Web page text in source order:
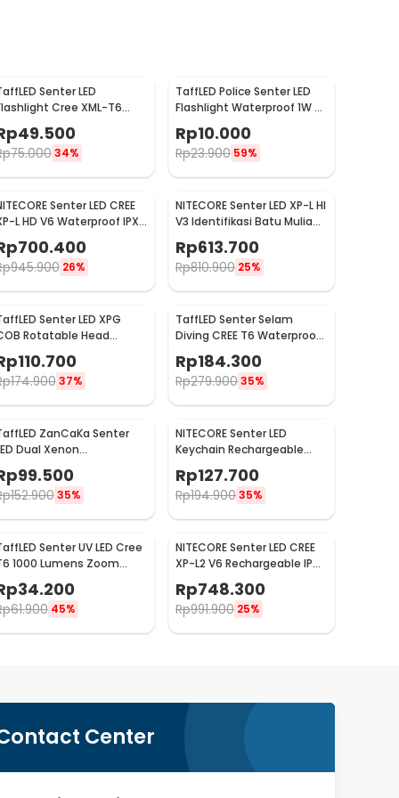
Senter LED
Cree XML-T6
49.500
75.000 34%
TaffLED Police Senter LED
Flashlight Waterproof 1W -
Rp10.000
Rp23.900 59%
Senter LED CREE
L HD V6 Waterproof IPX8
700.400
945.900 26%
NITECORE Senter LED XP-L HI
V3 Identifikasi Batu Mulia
IPX8 500 Lumens - GEM8
Rp613.700
Rp810.900 25%
Senter LED XPG
Rotatable Head
- 3189A
110.700
174.900 37%
TaffLED Senter Selam
Diving CREE T6 Waterproof
IP68 10000 Lumens - TG-
S151
Rp184.300
Rp279.90035%
ZanCaKa Senter
Dual Xenon
- Q3
99.500
152.900 35%
NITECORE Senter LED
Keychain Rechargeable
Lumens - Tube V2.0
Rp127.700
Rp194.90035%
Senter UV LED Cree
1000 Lumens Zoom
Portable 395nm - T118
34.200
61.900 45%
NITECORE Senter LED CREE
XP-L2 V6 Rechargeable IP68
1200 Lumens - MH10 V2
Rp748.300
Rp991.900 25%
Center